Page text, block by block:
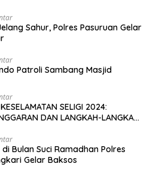
Sahur, Polres Pasuruan Gelar
Patroli Sambang Masjid
SELIGI 2024:
DAN LANGKAH-LANGKAH
Bulan Suci Ramadhan Polres
Gelar Baksos